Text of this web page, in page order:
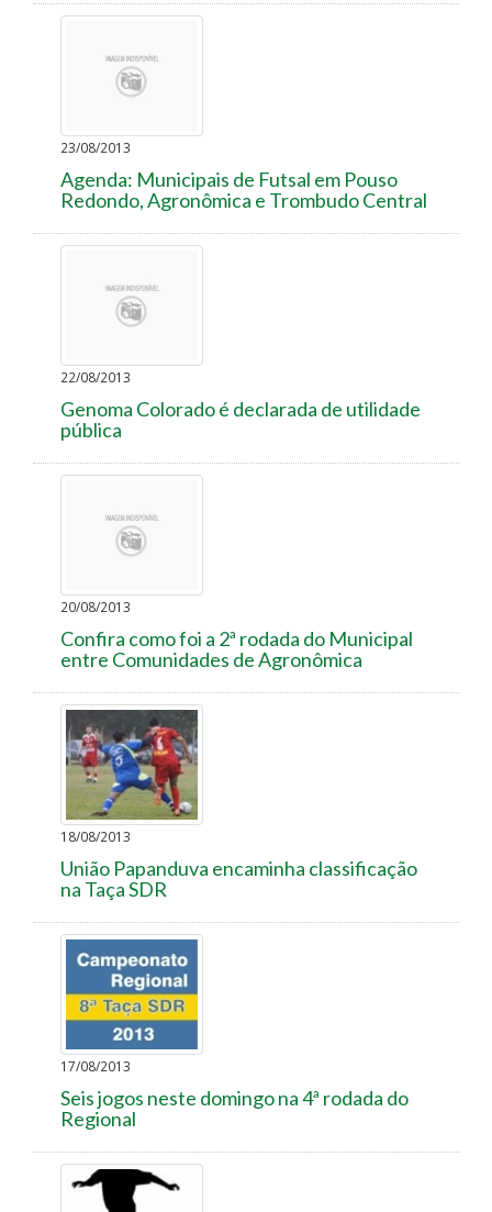
23/08/2013
Agenda: Municipais de Futsal em Pouso
Redondo, Agronômica e Trombudo Central
22/08/2013
Genoma Colorado é declarada de utilidade
pública
20/08/2013
Confira como foi a 2ª rodada do Municipal
entre Comunidades de Agronômica
18/08/2013
União Papanduva encaminha classificação
na Taça SDR
17/08/2013
Seis jogos neste domingo na 4ª rodada do
Regional